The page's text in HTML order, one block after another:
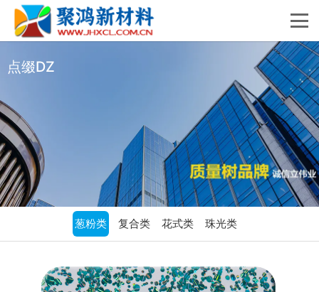
点缀DZ
葱粉类 复合类 花式类 珠光类